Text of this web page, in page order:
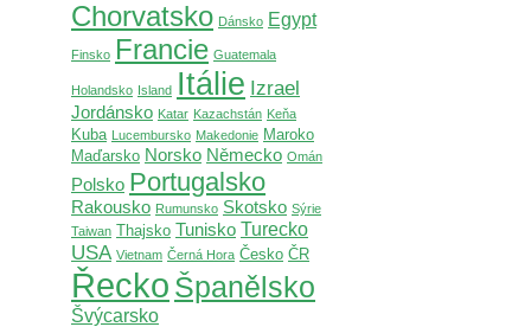
Chorvatsko Dánsko Egypt
Finsko Francie Guatemala
Holandsko Island Itálie Izrael
Jordánsko Katar Kazachstán Keňa
Kuba Lucembursko Makedonie Maroko
Maďarsko Norsko Německo Omán
Polsko Portugalsko
Rakousko Rumunsko Skotsko Sýrie
Taiwan Thajsko Tunisko Turecko
USA Vietnam Černá Hora Česko ČR
Řecko Španělsko
Švýcarsko